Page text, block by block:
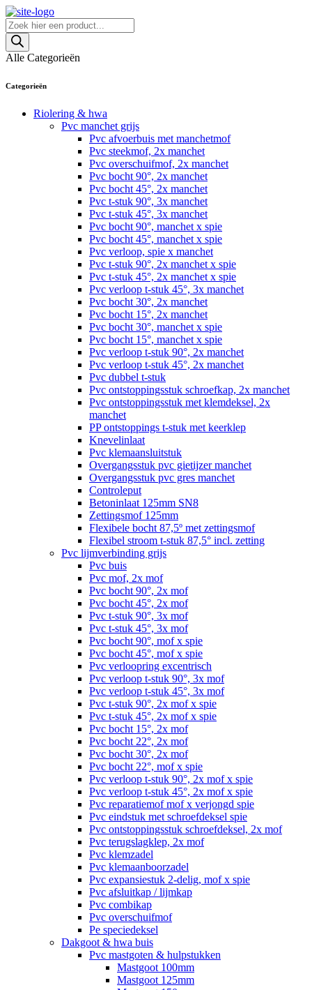
Skip
to
content
Producten
zoeken
Alle Categorieën
Categorieën
Riolering & hwa
Pvc manchet grijs
Pvc afvoerbuis met manchetmof
Pvc steekmof, 2x manchet
Pvc overschuifmof, 2x manchet
Pvc bocht 90°, 2x manchet
Pvc bocht 45°, 2x manchet
Pvc t-stuk 90°, 3x manchet
Pvc t-stuk 45°, 3x manchet
Pvc bocht 90°, manchet x spie
Pvc bocht 45°, manchet x spie
Pvc verloop, spie x manchet
Pvc t-stuk 90°, 2x manchet x spie
Pvc t-stuk 45°, 2x manchet x spie
Pvc verloop t-stuk 45°, 3x manchet
Pvc bocht 30°, 2x manchet
Pvc bocht 15°, 2x manchet
Pvc bocht 30°, manchet x spie
Pvc bocht 15°, manchet x spie
Pvc verloop t-stuk 90°, 2x manchet
Pvc verloop t-stuk 45°, 2x manchet
Pvc dubbel t-stuk
Pvc ontstoppingsstuk schroefkap, 2x manchet
Pvc ontstoppingsstuk met klemdeksel, 2x
manchet
PP ontstoppings t-stuk met keerklep
Knevelinlaat
Pvc klemaansluitstuk
Overgangsstuk pvc gietijzer manchet
Overgangsstuk pvc gres manchet
Controleput
Betoninlaat 125mm SN8
Zettingsmof 125mm
Flexibele bocht 87,5º met zettingsmof
Flexibel stroom t-stuk 87,5° incl. zetting
Pvc lijmverbinding grijs
Pvc buis
Pvc mof, 2x mof
Pvc bocht 90°, 2x mof
Pvc bocht 45°, 2x mof
Pvc t-stuk 90°, 3x mof
Pvc t-stuk 45°, 3x mof
Pvc bocht 90°, mof x spie
Pvc bocht 45°, mof x spie
Pvc verloopring excentrisch
Pvc verloop t-stuk 90°, 3x mof
Pvc verloop t-stuk 45°, 3x mof
Pvc t-stuk 90°, 2x mof x spie
Pvc t-stuk 45°, 2x mof x spie
Pvc bocht 15°, 2x mof
Pvc bocht 22°, 2x mof
Pvc bocht 30°, 2x mof
Pvc bocht 22°, mof x spie
Pvc verloop t-stuk 90°, 2x mof x spie
Pvc verloop t-stuk 45°, 2x mof x spie
Pvc reparatiemof mof x verjongd spie
Pvc eindstuk met schroefdeksel spie
Pvc ontstoppingsstuk schroefdeksel, 2x mof
Pvc terugslagklep, 2x mof
Pvc klemzadel
Pvc klemaanboorzadel
Pvc expansiestuk 2-delig, mof x spie
Pvc afsluitkap / lijmkap
Pvc combikap
Pvc overschuifmof
Pe speciedeksel
Dakgoot & hwa buis
Pvc mastgoten & hulpstukken
Mastgoot 100mm
Mastgoot 125mm